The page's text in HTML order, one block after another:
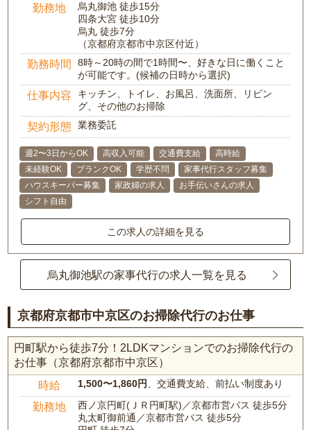
勤務地
烏丸御池 徒歩15分
四条大宮 徒歩10分
烏丸 徒歩7分
（京都府京都市中京区付近）
勤務時間
8時～20時の間で1時間〜、好きな日に働くこと
が可能です。(候補の日時から選択)
仕事内容
キッチン、トイレ、お風呂、洗面所、リビン
グ、その他のお掃除
契約形態 業務委託
週2〜3日からOK 高収入可能 交通費支給
高時給
未経験OK
ブランクOK 学歴不問
家事代行スタッフ募集
ハウスキーパー募集
家政婦の求人
お手伝いさんの求人
シフト自由
この求人の詳細を見る
烏丸御池駅の家事代行の求人一覧を見る
京都府京都市中京区のお掃除代行のお仕事
円町駅から徒歩7分！2LDKマンションでのお掃除代行の
お仕事（京都府京都市中京区）
時給 1,500〜1,860円 、交通費支給、前払い制度あり
勤務地
西ノ京円町(ＪＲ円町駅)／京都市営バス 徒歩5分
丸太町御前通／京都市営バス 徒歩5分